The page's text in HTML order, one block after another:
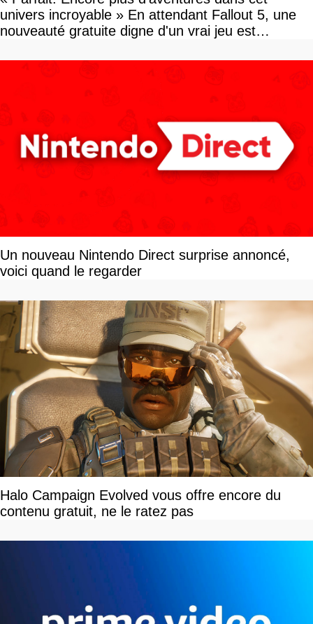
univers incroyable » En attendant Fallout 5, une
nouveauté gratuite digne d'un vrai jeu est
Un nouveau Nintendo Direct surprise annoncé,
voici quand le regarder
Halo Campaign Evolved vous offre encore du
contenu gratuit, ne le ratez pas